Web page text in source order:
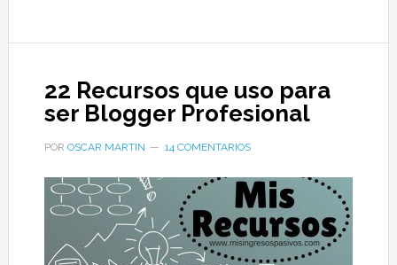
22 Recursos que uso para
ser Blogger Profesional
POR OSCAR MARTIN 14 COMENTARIOS